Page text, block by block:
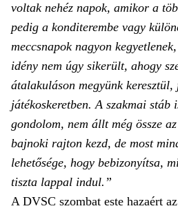
voltak nehéz napok, amikor a
pedig a konditerembe vagy
meccsnapok nagyon
idény nem úgy sikerült, ahogy
átalakuláson megyünk keresztül,
játékoskeretben. A szakmai stáb
gondolom, nem állt még össze
bajnoki rajton kezd, de most
lehetősége, hogy bebizonyítsa,
tiszta lappal indul.”
A DVSC szombat este hazaért